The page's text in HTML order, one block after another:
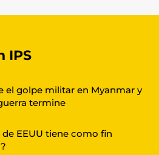
IPS
el golpe militar en Myanmar y
termine
de EEUU tiene como fin